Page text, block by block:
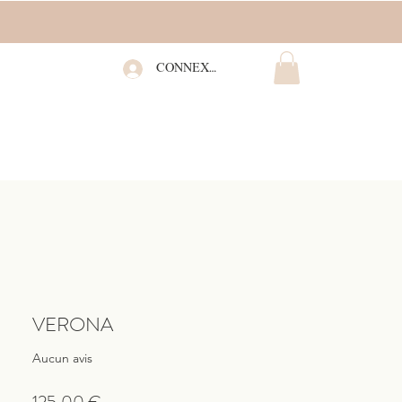
CONNEXION
VERONA
Aucun avis